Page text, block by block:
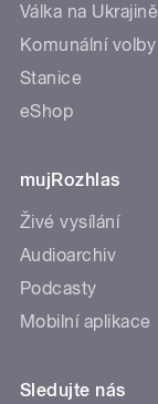
Válka na Ukrajině
Komunální volby
Stanice
eShop
mujRozhlas
Živé vysílání
Audioarchiv
Podcasty
Mobilní aplikace
Sledujte nás